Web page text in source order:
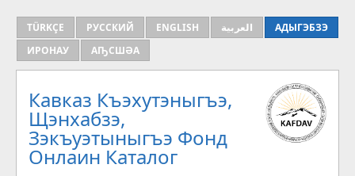
TÜRKÇE РУССКИЙ ENGLISH العربية
АДЫГЭБЗЭ
ИРОНАУ
АҦСШӘА
Кавказ Къэхутэныгъэ,
Щэнхабзэ,
Зэкъуэтыныгъэ Фонд
Онлаин Каталог